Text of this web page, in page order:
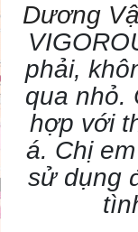
Dương
phải,
qua nhỏ.
hợp với
á. Chị
sử dụng